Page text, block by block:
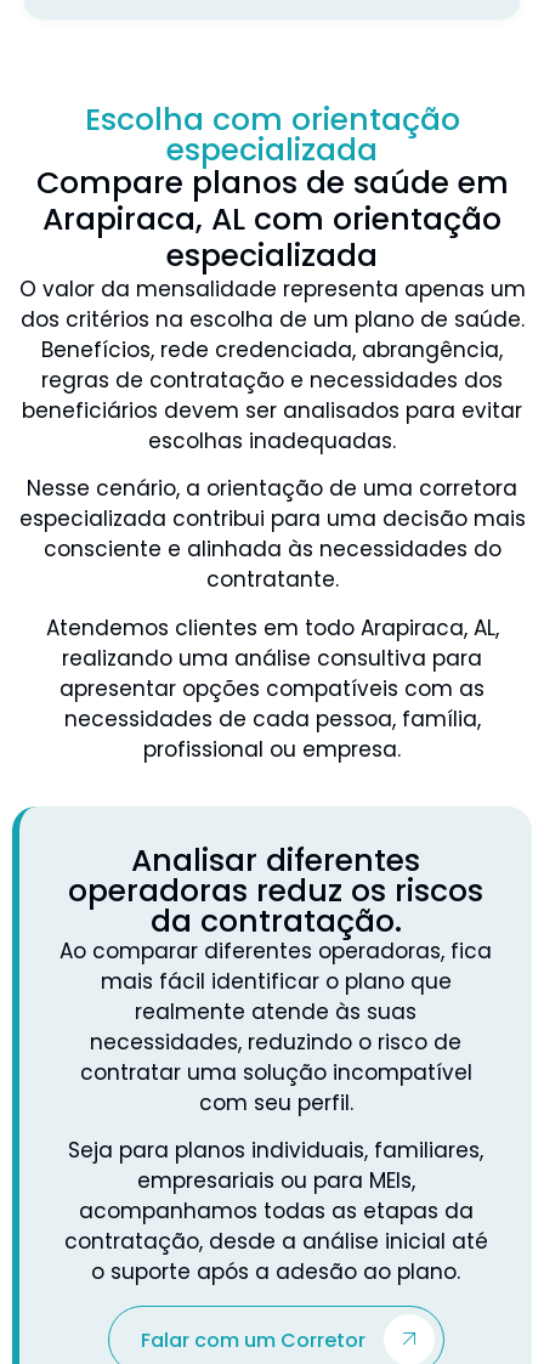
Escolha com orientação
especializada
Compare planos de saúde em
Arapiraca, AL com orientação
especializada
O valor da mensalidade representa apenas um
dos critérios na escolha de um plano de saúde.
Benefícios, rede credenciada, abrangência,
regras de contratação e necessidades dos
beneficiários devem ser analisados para evitar
escolhas inadequadas.
Nesse cenário, a orientação de uma corretora
especializada contribui para uma decisão mais
consciente e alinhada às necessidades do
contratante.
Atendemos clientes em todo Arapiraca, AL,
realizando uma análise consultiva para
apresentar opções compatíveis com as
necessidades de cada pessoa, família,
profissional ou empresa.
Analisar diferentes
operadoras reduz os riscos
da contratação.
Ao comparar diferentes operadoras, fica
mais fácil identificar o plano que
realmente atende às suas
necessidades, reduzindo o risco de
contratar uma solução incompatível
com seu perfil.
Seja para planos individuais, familiares,
empresariais ou para MEIs,
acompanhamos todas as etapas da
contratação, desde a análise inicial até
o suporte após a adesão ao plano.
Falar com um Corretor